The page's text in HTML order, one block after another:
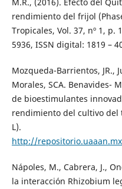
rendimiento del frijol
Tropicales, Vol. 37, nº 1, p.
5936, ISSN digital: 1819 –
Mozqueda-Barrientos, JR.,
Morales, SCA. Benavides-
de bioestimulantes
rendimiento del cultivo del
L).
http://
Nápoles, M., Cabrera, J.,
la interacción Rhizobium